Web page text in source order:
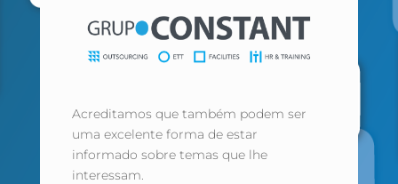
Acreditamos que também podem ser
uma excelente forma de estar
informado sobre temas que lhe
interessam.